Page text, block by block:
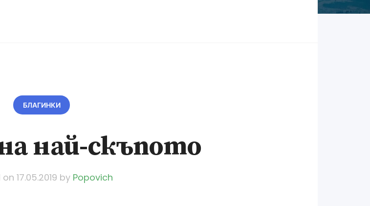
БЛАГИНКИ
най-скъпото
on 17.05.2019 by Popovich